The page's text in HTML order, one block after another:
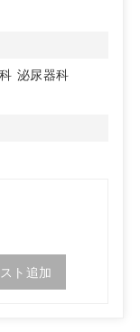
科、泌尿器科、
な区画をご用意
い。
泌尿器科
ト追加